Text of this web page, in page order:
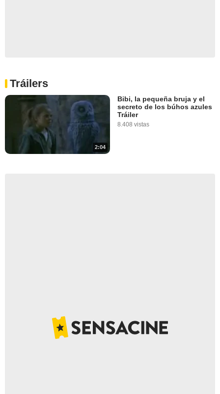
Tráilers
2:04
Bibi, la pequeña bruja y el
secreto de los búhos azules
Tráiler
8.408 vistas